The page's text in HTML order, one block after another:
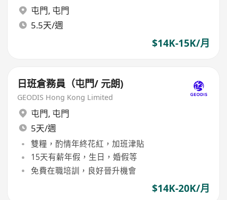
屯門, 屯門
5.5天/週
$14K-15K/月
日班倉務員（屯門/ 元朗)
GEODIS Hong Kong Limited
屯門, 屯門
5天/週
雙糧，酌情年終花紅，加班津貼
15天有薪年假，生日，婚假等
免費在職培訓，良好晉升機會
$14K-20K/月